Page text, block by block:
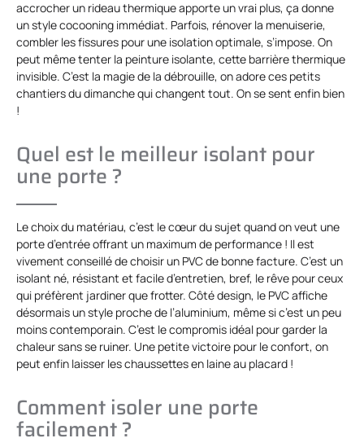
accrocher un rideau thermique apporte un vrai plus, ça donne
un style cocooning immédiat. Parfois, rénover la menuiserie,
combler les fissures pour une isolation optimale, s’impose. On
peut même tenter la peinture isolante, cette barrière thermique
invisible. C’est la magie de la débrouille, on adore ces petits
chantiers du dimanche qui changent tout. On se sent enfin bien
!
Quel est le meilleur isolant pour
une porte ?
Le choix du matériau, c’est le cœur du sujet quand on veut une
porte d’entrée offrant un maximum de performance ! Il est
vivement conseillé de choisir un PVC de bonne facture. C’est un
isolant né, résistant et facile d’entretien, bref, le rêve pour ceux
qui préfèrent jardiner que frotter. Côté design, le PVC affiche
désormais un style proche de l’aluminium, même si c’est un peu
moins contemporain. C’est le compromis idéal pour garder la
chaleur sans se ruiner. Une petite victoire pour le confort, on
peut enfin laisser les chaussettes en laine au placard !
Comment isoler une porte
facilement ?